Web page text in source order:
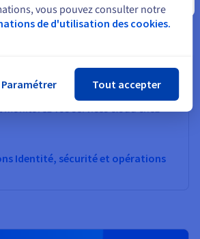
as a Service
et opérations
monitorez vos services cloud chez
Identité, sécurité et opérations
vous pouvez consulter notre
de d'utilisation des cookies.
Paramétrer Tout accepter